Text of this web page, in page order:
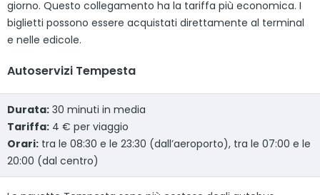
giorno. Questo collegamento ha la tariffa più economica. I
biglietti possono essere acquistati direttamente al terminal
e nelle edicole.
Autoservizi Tempesta
Durata: 30 minuti in media
Tariffa: 4 € per viaggio
Orari: tra le 08:30 e le 23:30 (dall’aeroporto), tra le 07:00 e le
20:00 (dal centro)